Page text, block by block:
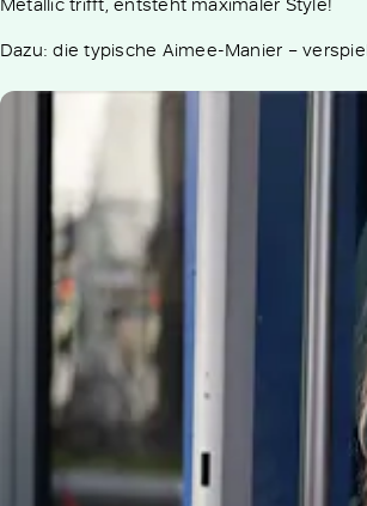
Dazu: die typische Aimee-Manier –